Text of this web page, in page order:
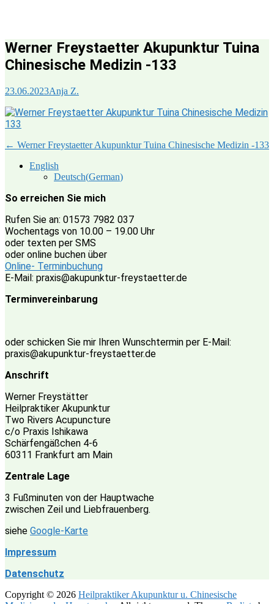
Werner Freystaetter Akupunktur Tuina
Chinesische Medizin -133
23.06.2023Anja Z.
Post
navigation
← Werner Freystaetter Akupunktur Tuina Chinesische Medizin -133
English
Deutsch(German)
So erreichen Sie mich
Rufen Sie an: 01573 7982 037
Wochentags von 10.00 – 19.00 Uhr
oder texten per SMS
oder online buchen über
Online- Terminbuchung
E-Mail: praxis@akupunktur-freystaetter.de
Terminvereinbarung
oder schicken Sie mir Ihren Wunschtermin per E-Mail:
praxis@akupunktur-freystaetter.de
Anschrift
Werner Freystätter
Heilpraktiker Akupunktur
Two Rivers Acupuncture
c/o Praxis Ishikawa
Schärfengäßchen 4-6
60311 Frankfurt am Main
Zentrale Lage
3 Fußminuten von der Hauptwache
zwischen Zeil und Liebfrauenberg.
siehe Google-Karte
Impressum
Datenschutz
Copyright © 2026 Heilpraktiker Akupunktur u. Chinesische